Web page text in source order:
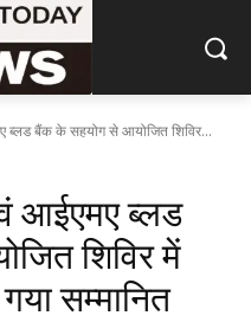
ब्लड बैंक के सहयोग से आयोजित शिविर...
आईएमए ब्लड
शिविर में
सम्मानित